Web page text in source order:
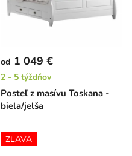
Posteľ z masívu Toskana -
biela/jelša
od 1 049 €
2 - 5 týždňov
ZĽAVA